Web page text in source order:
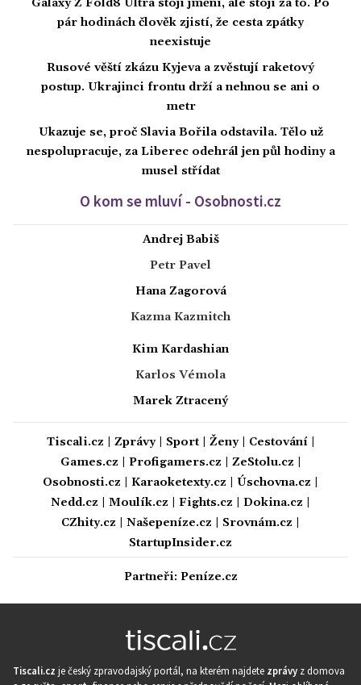
Galaxy Z Fold8 Ultra stojí jmění, ale stojí za to. Po
pár hodinách člověk zjistí, že cesta zpátky
neexistuje
Rusové věští zkázu Kyjeva a zvěstují raketový
postup. Ukrajinci frontu drží a nehnou se ani o
metr
Ukazuje se, proč Slavia Bořila odstavila. Tělo už
nespolupracuje, za Liberec odehrál jen půl hodiny a
musel střídat
O kom se mluví - Osobnosti.cz
Andrej Babiš
Petr Pavel
Hana Zagorová
Kazma Kazmitch
Kim Kardashian
Karlos Vémola
Marek Ztracený
Tiscali.cz Zprávy| Sport| Ženy| Cestování|
Games.cz
Profigamers.cz ZeStolu.cz
Osobnosti.cz
Karaoketexty.cz Úschovna.cz
Nedd.cz
Moulík.cz Fights.cz Dokina.cz
CZhity.cz
Našepeníze.cz Srovnám.cz
StartupInsider.cz
Partneři: Peníze.cz
Tiscali.cz je český zpravodajský portál, na kterém najdete zprávy z domova